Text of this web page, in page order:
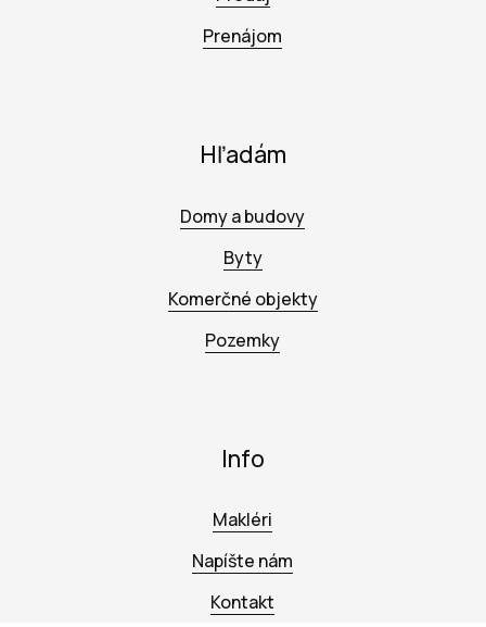
Prenájom
Hľadám
Domy a budovy
Byty
Komerčné objekty
Pozemky
Info
Makléri
Napíšte nám
Kontakt